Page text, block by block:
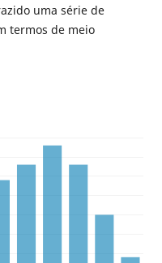
uma série de
termos de meio